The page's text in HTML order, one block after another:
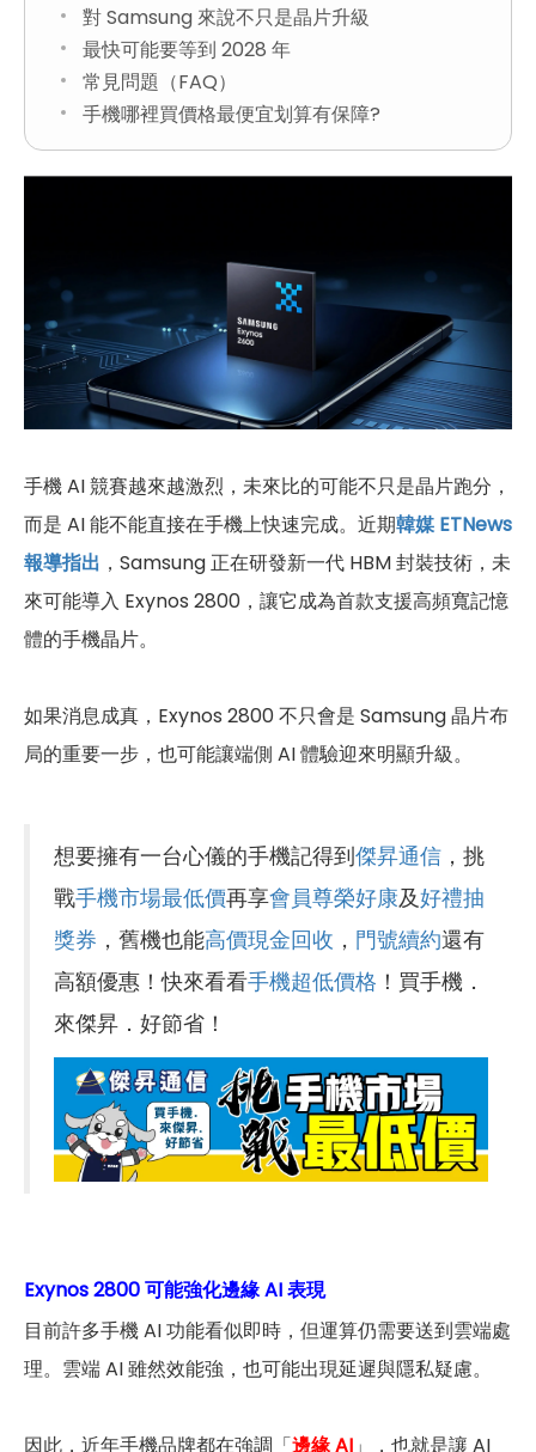
對 Samsung 來說不只是晶片升級
最快可能要等到 2028 年
常見問題（FAQ）
手機哪裡買價格最便宜划算有保障?
手機 AI 競賽越來越激烈，未來比的可能不只是晶片跑分，
而是 AI 能不能直接在手機上快速完成。近期韓媒 ETNews
報導指出 ，Samsung 正在研發新一代 HBM 封裝技術，未
來可能導入 Exynos 2800，讓它成為首款支援高頻寬記憶
體的手機晶片。
如果消息成真，Exynos 2800 不只會是 Samsung 晶片布
局的重要一步，也可能讓端側 AI 體驗迎來明顯升級。
想要擁有一台心儀的手機記得到傑昇通信 ，挑
戰手機市場最低價再享會員尊榮好康及好禮抽
獎券 ，舊機也能高價現金回收 ， 門號續約還有
高額優惠！快來看看手機超低價格 ！買手機．
來傑昇．好節省！
Exynos 2800 可能強化邊緣 AI 表現
目前許多手機 AI 功能看似即時，但運算仍需要送到雲端處
理。雲端 AI 雖然效能強，也可能出現延遲與隱私疑慮。
因此，近年手機品牌都在強調「邊緣 AI 」，也就是讓 AI